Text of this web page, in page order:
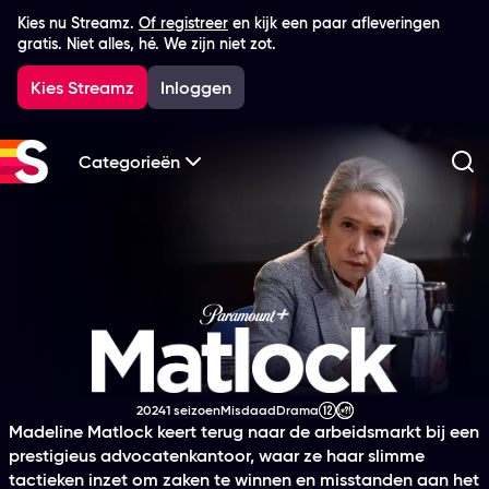
Kies nu Streamz. Of registreer en kijk een paar afleveringen
gratis. Niet alles, hé. We zijn niet zot.
Kies Streamz Inloggen
Categorieën
Matlock
Productiejaar
20241 seizoen Genre
Misdaad
GenreDrama
Leeftijdsclassificatie
Madeline Matlock keert terug naar de arbeidsmarkt bij een
prestigieus advocatenkantoor, waar ze haar slimme
tactieken inzet om zaken te winnen en misstanden aan het